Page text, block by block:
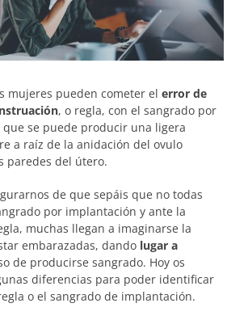
mujeres pueden cometer el error de
, o regla, con el sangrado por
se puede producir una ligera
a raíz de la anidación del ovulo
paredes del útero.
de que sepáis que no todas
por implantación y ante la
muchas llegan a imaginarse la
embarazadas, dando lugar a
de producirse sangrado. Hoy os
diferencias para poder identificar
o el sangrado de implantación.